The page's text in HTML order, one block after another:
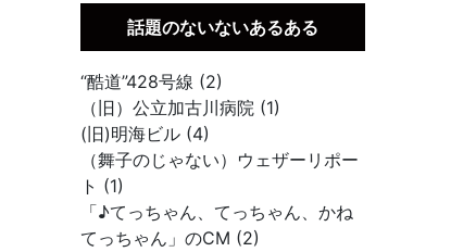
話題のないないあるある
“酷道”428号線 (2)
（旧）公立加古川病院 (1)
(旧)明海ビル (4)
（舞子のじゃない）ウェザーリポー
ト (1)
「♪てっちゃん、てっちゃん、かね
てっちゃん」のCM (2)